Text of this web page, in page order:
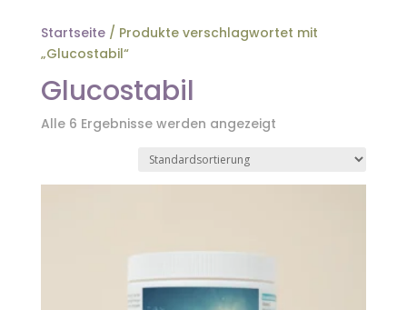
Startseite/ Produkte verschlagwortet mit
„Glucostabil“
Glucostabil
Alle 6 Ergebnisse werden angezeigt